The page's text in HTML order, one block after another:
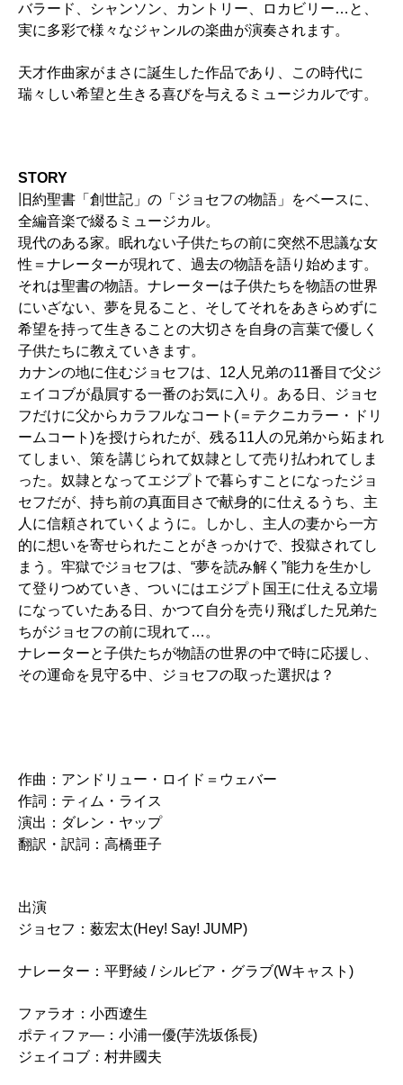
バラード、シャンソン、カントリー、ロカビリー…と、
実に多彩で様々なジャンルの楽曲が演奏されます。
天才作曲家がまさに誕生した作品であり、この時代に
瑞々しい希望と生きる喜びを与えるミュージカルです。
STORY
旧約聖書「創世記」の「ジョセフの物語」をベースに、
全編音楽で綴るミュージカル。
現代のある家。眠れない子供たちの前に突然不思議な女
性＝ナレーターが現れて、過去の物語を語り始めます。
それは聖書の物語。ナレーターは子供たちを物語の世界
にいざない、夢を見ること、そしてそれをあきらめずに
希望を持って生きることの大切さを自身の言葉で優しく
子供たちに教えていきます。
カナンの地に住むジョセフは、12人兄弟の11番目で父ジ
ェイコブが贔屓する一番のお気に入り。ある日、ジョセ
フだけに父からカラフルなコート(＝テクニカラー・ドリ
ームコート)を授けられたが、残る11人の兄弟から妬まれ
てしまい、策を講じられて奴隷として売り払われてしま
った。奴隷となってエジプトで暮らすことになったジョ
セフだが、持ち前の真面目さで献身的に仕えるうち、主
人に信頼されていくように。しかし、主人の妻から一方
的に想いを寄せられたことがきっかけで、投獄されてし
まう。牢獄でジョセフは、“夢を読み解く”能力を生かし
て登りつめていき、ついにはエジプト国王に仕える立場
になっていたある日、かつて自分を売り飛ばした兄弟た
ちがジョセフの前に現れて…。
ナレーターと子供たちが物語の世界の中で時に応援し、
その運命を見守る中、ジョセフの取った選択は？
作曲：アンドリュー・ロイド＝ウェバー
作詞：ティム・ライス
演出：ダレン・ヤップ
翻訳・訳詞：高橋亜子
出演
ジョセフ：薮宏太(Hey! Say! JUMP)
ナレーター：平野綾 / シルビア・グラブ(Wキャスト)
ファラオ：小西遼生
ポティファ―：小浦一優(芋洗坂係長)
ジェイコブ：村井國夫